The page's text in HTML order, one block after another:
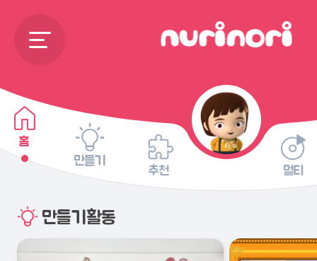
홈
만들기
추천 멀티
만들기활동